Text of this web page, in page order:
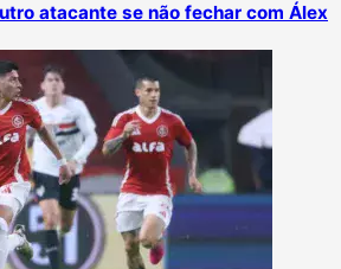
atacante se não fechar com Álex